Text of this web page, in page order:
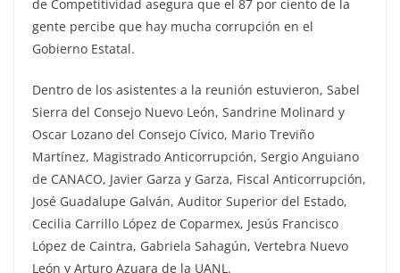
de Competitividad asegura que el 87 por ciento de la
gente percibe que hay mucha corrupción en el
Gobierno Estatal.
Dentro de los asistentes a la reunión estuvieron, Sabel
Sierra del Consejo Nuevo León, Sandrine Molinard y
Oscar Lozano del Consejo Cívico, Mario Treviño
Martínez, Magistrado Anticorrupción, Sergio Anguiano
de CANACO, Javier Garza y Garza, Fiscal Anticorrupción,
José Guadalupe Galván, Auditor Superior del Estado,
Cecilia Carrillo López de Coparmex, Jesús Francisco
López de Caintra, Gabriela Sahagún, Vertebra Nuevo
León y Arturo Azuara de la UANL.